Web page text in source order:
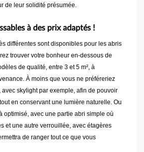
de leur solidité présumée.
à des prix adaptés !
différentes sont disponibles pour les abris
trouver votre bonheur en-dessous de
de qualité, entre 3 et 5 m², à
À moins que vous ne préféreriez
skylight par exemple, afin de pouvoir
en conservant une lumière naturelle. Ou
optimisé, avec une partie abri simple où
et une autre verrouillée, avec étagères
de ranger tout ce que vous